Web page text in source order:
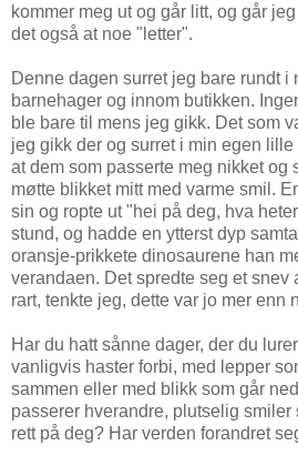
kommer meg ut og går litt, og går
det også at noe "letter".
Denne dagen surret jeg bare rundt i
barnehager og innom butikken.
ble bare til mens jeg gikk. Det som
jeg gikk der og surret i min egen
at dem som passerte meg nikket og
møtte blikket mitt med varme smil.
sin og ropte ut "hei på deg, hva
stund, og hadde en ytterst dyp
oransje-prikkete dinosaurene han
verandaen. Det spredte seg et snev
rart, tenkte jeg, dette var jo mer enn
Har du hatt sånne dager, der du
vanligvis haster forbi, med lepper
sammen eller med blikk som går
passerer hverandre, plutselig smiler
rett på deg? Har verden forandret